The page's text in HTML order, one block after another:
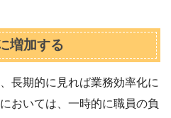
増加する
長期的に見れば業務効率化に
おいては、一時的に職員の負